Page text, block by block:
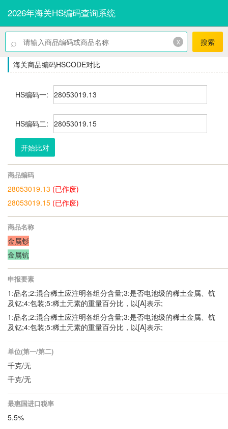
2026年海关HS编码查询系统
⌕ x 搜索
海关商品编码HSCODE对比
HS编码一:
HS编码二:
开始比对
商品编码
28053019.13 (已作废)
28053019.15 (已作废)
商品名称
金属钐
金属钪
申报要素
1:品名;2:混合稀土应注明各组分含量;3:是否电池级的稀土金属、钪
及钇;4:包装;5:稀土元素的重量百分比，以[A]表示;
1:品名;2:混合稀土应注明各组分含量;3:是否电池级的稀土金属、钪
及钇;4:包装;5:稀土元素的重量百分比，以[A]表示;
单位(第一/第二)
千克/无
千克/无
最惠国进口税率
5.5%